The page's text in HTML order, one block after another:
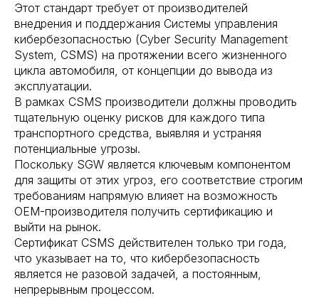
Этот стандарт требует от производителей
внедрения и поддержания Системы управления
кибербезопасностью (Cyber Security Management
System, CSMS) на протяжении всего жизненного
цикла автомобиля, от концепции до вывода из
эксплуатации.
В рамках CSMS производители должны проводить
тщательную оценку рисков для каждого типа
транспортного средства, выявляя и устраняя
потенциальные угрозы.
Поскольку SGW является ключевым компонентом
для защиты от этих угроз, его соответствие строгим
требованиям напрямую влияет на возможность
OEM-производителя получить сертификацию и
выйти на рынок.
Сертификат CSMS действителен только три года,
что указывает на то, что кибербезопасность
является не разовой задачей, а постоянным,
непрерывным процессом.